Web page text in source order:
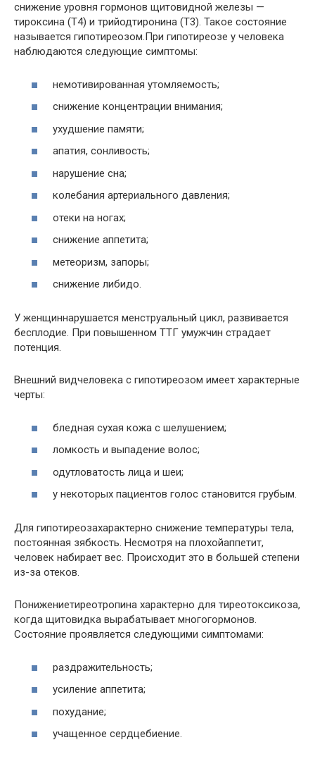
снижение уровня гормонов щитовидной железы —
тироксина (Т4) и трийодтиронина (Т3). Такое состояние
называется гипотиреозом.При гипотиреозе у человека
наблюдаются следующие симптомы:
немотивированная утомляемость;
снижение концентрации внимания;
ухудшение памяти;
апатия, сонливость;
нарушение сна;
колебания артериального давления;
отеки на ногах;
снижение аппетита;
метеоризм, запоры;
снижение либидо.
У женщиннарушается менструальный цикл, развивается
бесплодие. При повышенном ТТГ умужчин страдает
потенция.
Внешний видчеловека с гипотиреозом имеет характерные
черты:
бледная сухая кожа с шелушением;
ломкость и выпадение волос;
одутловатость лица и шеи;
у некоторых пациентов голос становится грубым.
Для гипотиреозахарактерно снижение температуры тела,
постоянная зябкость. Несмотря на плохойаппетит,
человек набирает вес. Происходит это в большей степени
из-за отеков.
Понижениетиреотропина характерно для тиреотоксикоза,
когда щитовидка вырабатывает многогормонов.
Состояние проявляется следующими симптомами:
раздражительность;
усиление аппетита;
похудание;
учащенное сердцебиение.